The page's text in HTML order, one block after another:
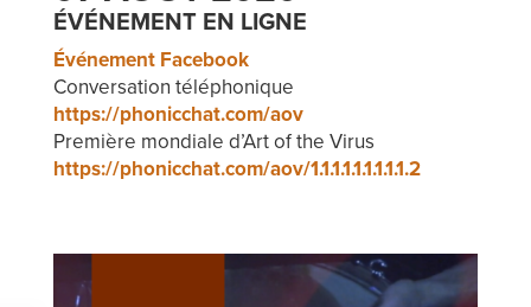
ÉVÉNEMENT EN LIGNE
Événement Facebook
Conversation téléphonique
https://phonicchat.com/aov
Première mondiale d’Art of the Virus
https://phonicchat.com/aov/1.1.1.1.1.1.1.1.1.2